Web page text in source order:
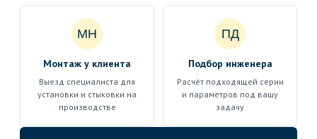
МН
Монтаж у клиента
Выезд специалиста для
установки и стыковки на
производстве
ПД
Подбор инженера
Расчёт подходящей серии
и параметров под вашу
задачу